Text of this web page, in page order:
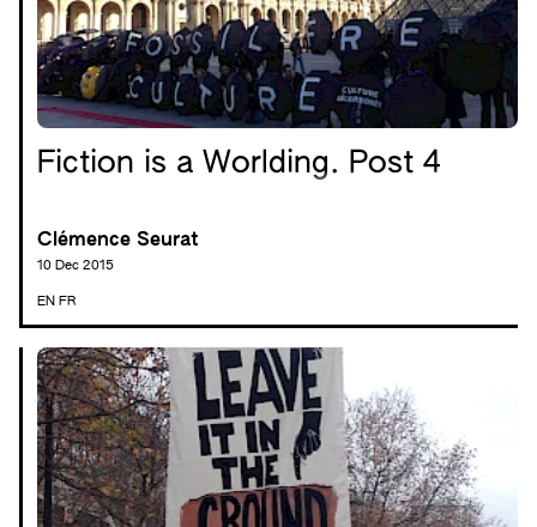
Fiction is a Worlding. Post 4
Clémence Seurat
10 Dec 2015
EN FR